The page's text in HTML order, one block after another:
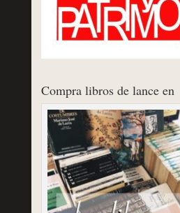
Compra libros de lance en